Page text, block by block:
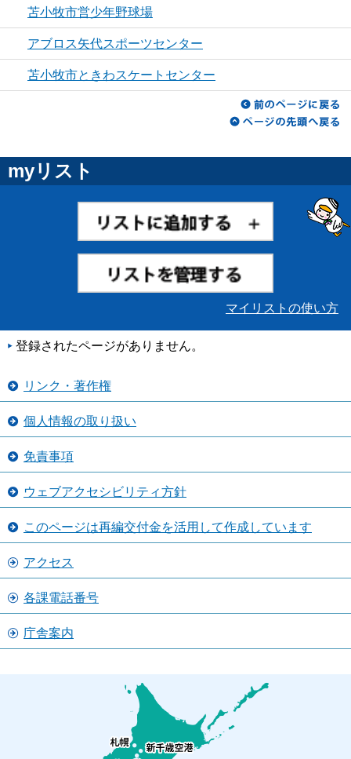
苫小牧市営少年野球場
アブロス矢代スポーツセンター
苫小牧市ときわスケートセンター
myリスト
マイリストの使い方
登録されたページがありません。
リンク・著作権
個人情報の取り扱い
免責事項
ウェブアクセシビリティ方針
このページは再編交付金を活用して作成しています
アクセス
各課電話番号
庁舎案内